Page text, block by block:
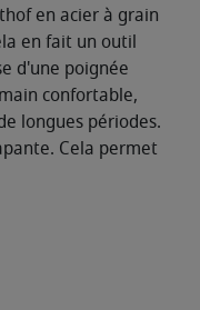
en acier à grain
en fait un outil
d'une poignée
confortable,
longues périodes.
Cela permet